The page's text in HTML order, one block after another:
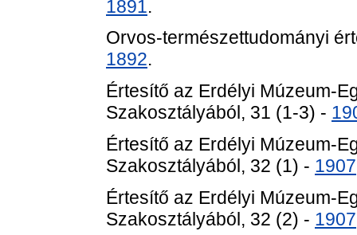
1891.
Orvos-természettudományi
1892.
Értesítő az Erdélyi Múzeum-
Szakosztályából, 31 (1-3) -
Értesítő az Erdélyi Múzeum-
Szakosztályából, 32 (1) - 1907
Értesítő az Erdélyi Múzeum-
Szakosztályából, 32 (2) - 1907